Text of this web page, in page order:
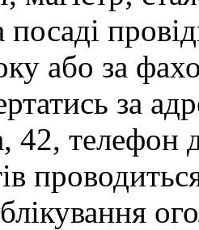
посаді
або за
за
42, телефон